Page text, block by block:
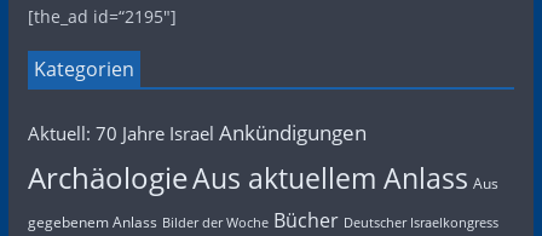
[the_ad id=“2195″]
Kategorien
Aktuell: 70 Jahre Israel Ankündigungen
ArchäologieAus aktuellem Anlass Aus
gegebenem Anlass Bilder der Woche Bücher Deutscher Israelkongress